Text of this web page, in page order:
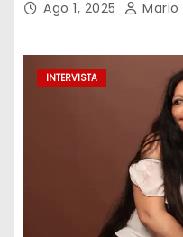
Ago 1, 2025
INTERVISTA